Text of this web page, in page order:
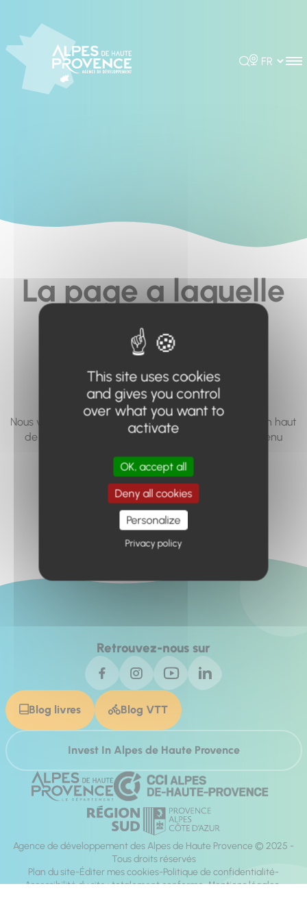
Rechercher
Choisir la
La page a laquelle
vous cherchez à
accéder n'existe
pas... ou plus.
Nous vous invitons à utiliser le moteur de recherche en haut
de page, ou à utiliser le menu pour trouver le contenu
Retour à l'accueil
Retrouvez-nous sur
Blog livres Blog VTT
Invest In Alpes de Haute Provence
Agence de développement des Alpes de Haute Provence © 2025 -
Tous droits réservés
Plan du site Éditer mes cookies Politique de confidentialité
Accessibilité du site : totalement conforme Mentions légales
This site uses cookies
and gives you control
over what you want to
activate
OK, accept all
Deny all cookies
Personalize
Privacy policy